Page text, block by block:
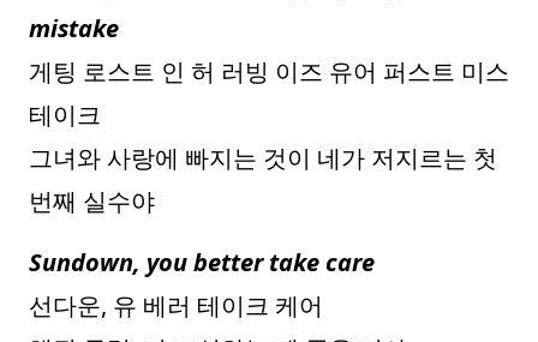
mistake
게팅 로스트 인 허 러빙 이즈 유어 퍼스트 미스
테이크
그녀와 사랑에 빠지는 것이 네가 저지르는 첫
번째 실수야
Sundown, you better take care
선다운, 유 베러 테이크 케어